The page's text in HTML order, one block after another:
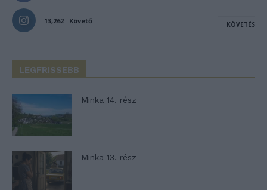
13,262 Követő KÖVETÉS
LEGFRISSEBB
Minka 14. rész
Minka 13. rész